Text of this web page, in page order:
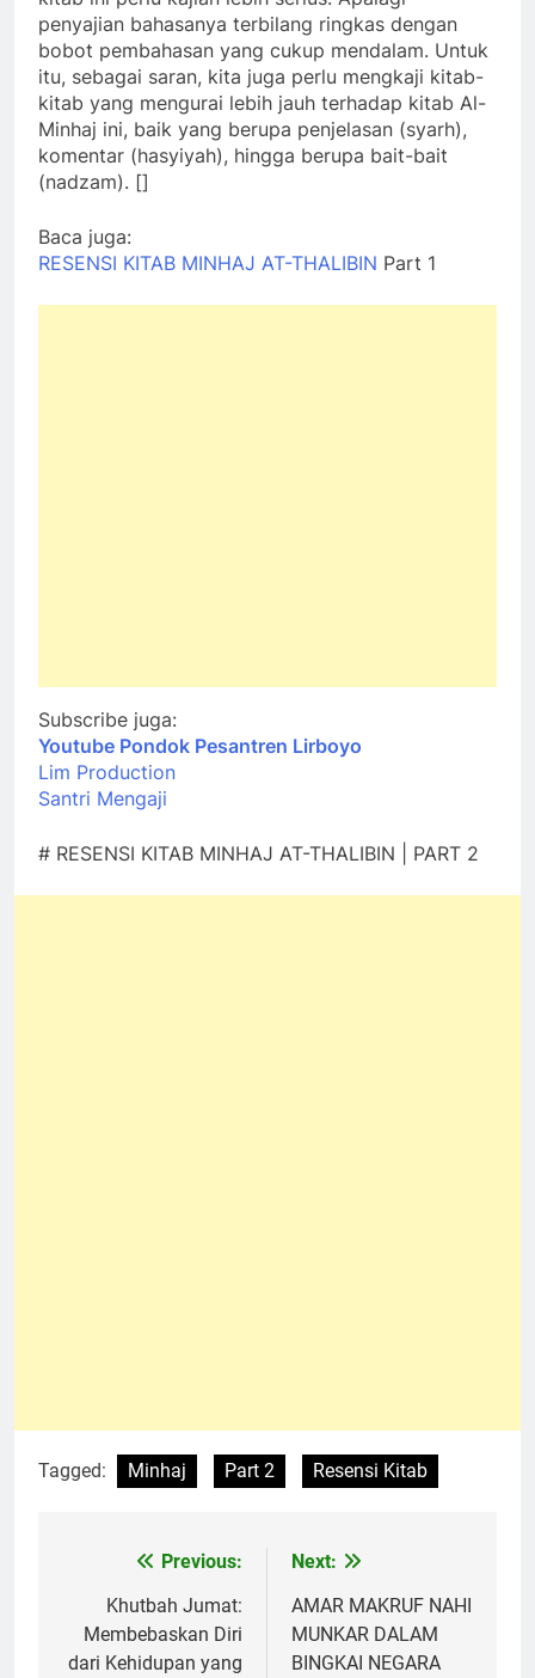
penyajian bahasanya terbilang ringkas dengan
bobot pembahasan yang cukup mendalam. Untuk
itu, sebagai saran, kita juga perlu mengkaji kitab-
kitab yang mengurai lebih jauh terhadap kitab Al-
Minhaj ini, baik yang berupa penjelasan (syarh),
komentar (hasyiyah), hingga berupa bait-bait
(nadzam). []
Baca juga:
RESENSI KITAB MINHAJ AT-THALIBIN Part 1
Subscribe juga:
Youtube Pondok Pesantren Lirboyo
Lim Production
Santri Mengaji
# RESENSI KITAB MINHAJ AT-THALIBIN | PART 2
Tagged: Minhaj Part 2 Resensi Kitab
Navigasi
pos
Previous:
Khutbah Jumat:
Membebaskan Diri
dari Kehidupan yang
Next:
AMAR MAKRUF NAHI
MUNKAR DALAM
BINGKAI NEGARA